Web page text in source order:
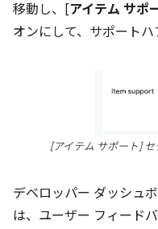
移動し、[アイテム サポ
オンにして、サポートハ
[アイテム サポート]
デベロッパー ダッシュ
は、ユーザー フィード